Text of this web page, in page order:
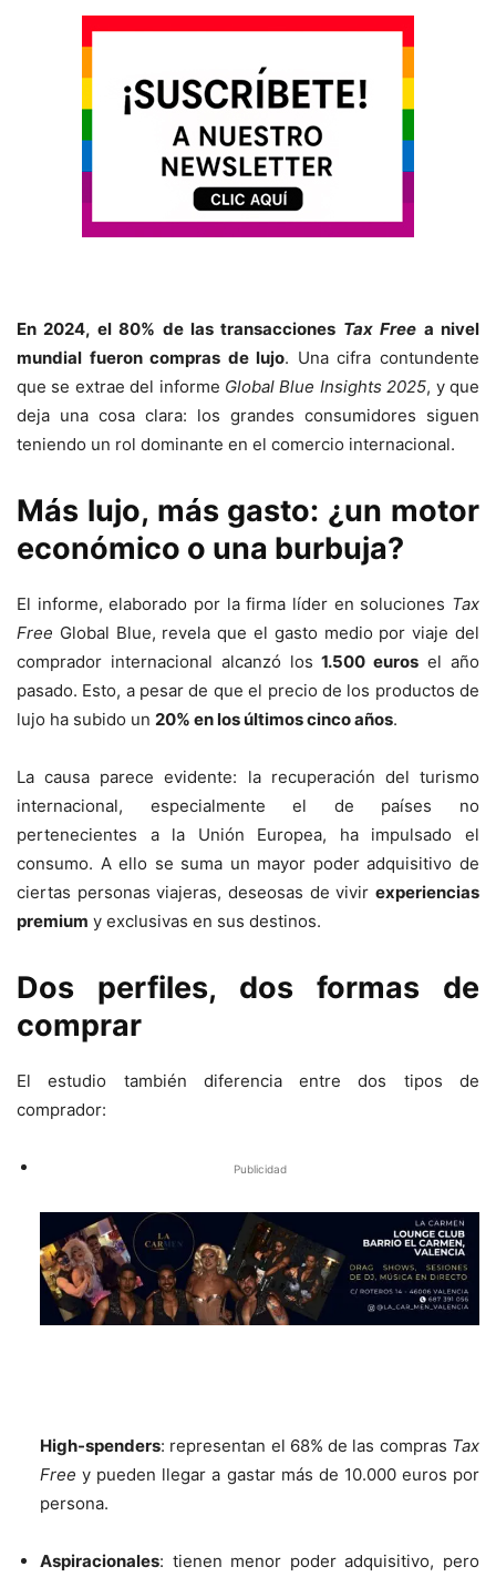
En 2024, el 80% de las transacciones Tax Free a nivel
mundial fueron compras de lujo. Una cifra contundente
que se extrae del informe Global Blue Insights 2025, y que
deja una cosa clara: los grandes consumidores siguen
teniendo un rol dominante en el comercio internacional.
Más lujo, más gasto: ¿un motor
económico o una burbuja?
El informe, elaborado por la firma líder en soluciones Tax
Free Global Blue, revela que el gasto medio por viaje del
comprador internacional alcanzó los1.500 euros el año
pasado. Esto, a pesar de que el precio de los productos de
lujo ha subido un 20% en los últimos cinco años.
La causa parece evidente: la recuperación del turismo
internacional, especialmente el de países no
pertenecientes a la Unión Europea, ha impulsado el
consumo. A ello se suma un mayor poder adquisitivo de
ciertas personas viajeras, deseosas de vivir experiencias
premium y exclusivas en sus destinos.
Dos perfiles, dos formas de
comprar
El estudio también diferencia entre dos tipos de
comprador:
Publicidad
High-spenders: representan el 68% de las compras Tax
Free y pueden llegar a gastar más de 10.000 euros por
persona.
Aspiracionales: tienen menor poder adquisitivo, pero